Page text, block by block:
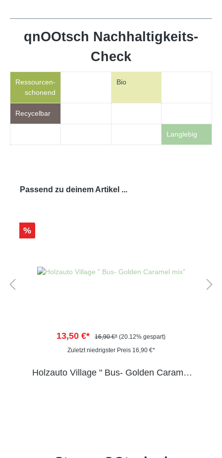
qnOOtsch Nachhaltigkeits-
Check
Ressourcen-
schonend
Bio
Recycelbar
Langlebig
Passend zu deinem Artikel ...
%
13,50 €* 16,90 €* (20.12% gespart)
Zuletzt niedrigster Preis 16,90 €*
Holzauto Village " Bus- Golden Caramel